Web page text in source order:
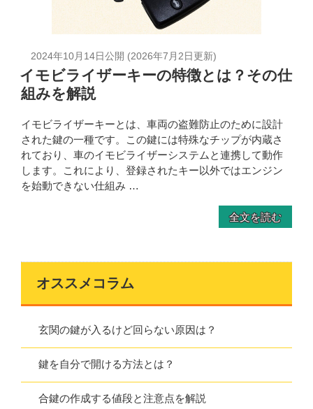
2024年10月14日公開 (2026年7月2日更新)
イモビライザーキーの特徴とは？その仕
組みを解説
イモビライザーキーとは、車両の盗難防止のために設計
された鍵の一種です。この鍵には特殊なチップが内蔵さ
れており、車のイモビライザーシステムと連携して動作
します。これにより、登録されたキー以外ではエンジン
を始動できない仕組み …
全文を読む
オススメコラム
玄関の鍵が入るけど回らない原因は？
鍵を自分で開ける方法とは？
合鍵の作成する値段と注意点を解説